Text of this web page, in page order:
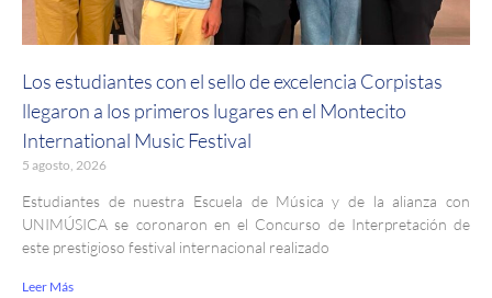
Los estudiantes con el sello de excelencia Corpistas
llegaron a los primeros lugares en el Montecito
International Music Festival
5 agosto, 2026
Estudiantes de nuestra Escuela de Música y de la alianza con
UNIMÚSICA se coronaron en el Concurso de Interpretación de
este prestigioso festival internacional realizado
Leer Más